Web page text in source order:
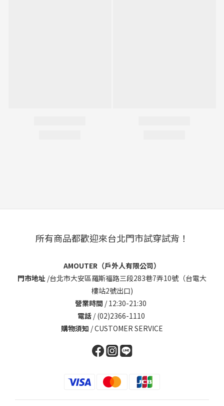
所有商品都歡迎來台北門市試穿試背！
AMOUTER（戶外人有限公司）
門市地址 /台北市大安區羅斯福路三段283巷7弄10號（台電大
樓站2號出口)
營業時間 / 12:30-21:30
電話 / (02)2366-1110
購物須知 /CUSTOMER SERVICE